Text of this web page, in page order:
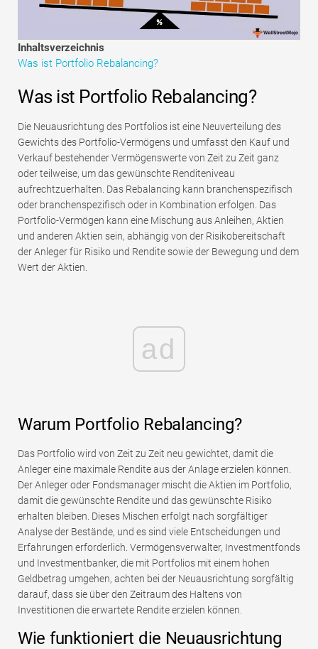
Tutorials zur Finanzmodellierung
Vollständige Form
Inhaltsverzeichnis
Was ist Portfolio Rebalancing?
Was ist Portfolio Rebalancing?
Die Neuausrichtung des Portfolios ist eine Neuverteilung des
Gewichts des Portfolio-Vermögens und umfasst den Kauf und
Verkauf bestehender Vermögenswerte von Zeit zu Zeit ganz
oder teilweise, um das gewünschte Renditeniveau
aufrechtzuerhalten. Das Rebalancing kann branchenspezifisch
oder branchenspezifisch oder in Kombination erfolgen. Das
Portfolio-Vermögen kann eine Mischung aus Anleihen, Aktien
und anderen Aktien sein, abhängig von der Risikobereitschaft
der Anleger für Risiko und Rendite sowie der Bewegung und dem
Wert der Aktien.
ad
Warum Portfolio Rebalancing?
Das Portfolio wird von Zeit zu Zeit neu gewichtet, damit die
Anleger eine maximale Rendite aus der Anlage erzielen können.
Der Anleger oder Fondsmanager mischt die Aktien im Portfolio,
damit die gewünschte Rendite und das gewünschte Risiko
erhalten bleiben. Dieses Mischen erfolgt nach sorgfältiger
Analyse der Bestände, und es sind viele Entscheidungen und
Erfahrungen erforderlich. Vermögensverwalter, Investmentfonds
und Investmentbanker, die mit Portfolios mit einem hohen
Geldbetrag umgehen, achten bei der Neuausrichtung sorgfältig
darauf, dass sie über den Zeitraum des Haltens von
Investitionen die erwartete Rendite erzielen können.
Wie funktioniert die Neuausrichtung